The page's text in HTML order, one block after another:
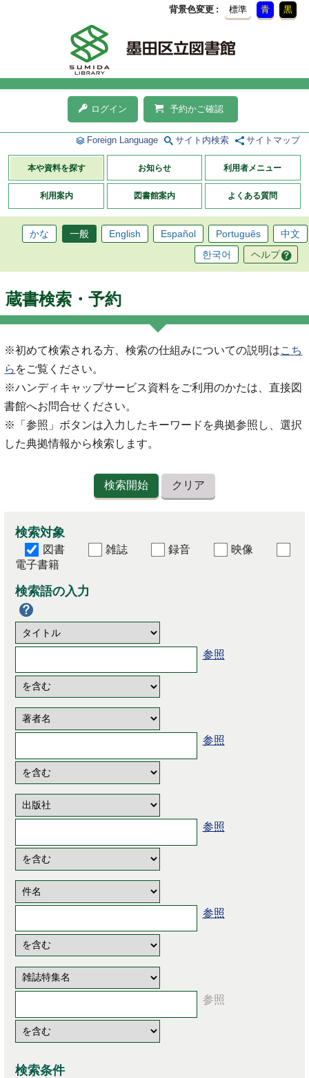
背景色変更 標準 青 黒
ログイン 予約かご確認
Foreign Language サイト内検索 サイトマップ
本や資料を探す お知らせ 利用者メニュー
利用案内 図書館案内 よくある質問
かな 一般 English Español Português
中文
한국어
ヘルプ
蔵書検索・予約
※初めて検索される方、検索の仕組みについての説明はこち
ら をご覧ください。
※ハンディキャップサービス資料をご利用のかたは、直接図
書館へお問合せください。
※「参照」ボタンは入力したキーワードを典拠参照し、選択
した典拠情報から検索します。
検索対象
図書 雑誌 録音
映像
電子書籍
検索語の入力
検索条件